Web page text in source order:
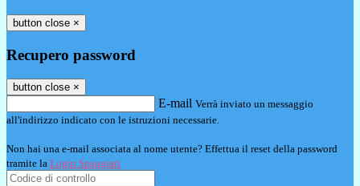
button close ×
Recupero password
button close ×
E-mail Verrà inviato un messaggio
all'indirizzo indicato con le istruzioni necessarie.
Non hai una e-mail associata al nome utente? Effettua il reset della password
tramite la Login Spaggiari